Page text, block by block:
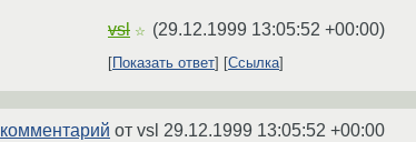
vsl ☆ (29.12.1999 13:05:52 +00:00)
Показать ответ Ссылка
комментарий от vsl 29.12.1999 13:05:52 +00:00